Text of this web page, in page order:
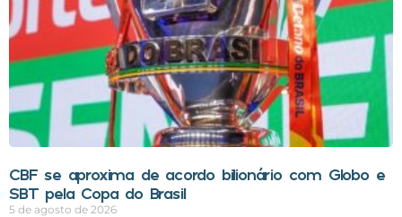
CBF se aproxima de acordo bilionário com Globo e
SBT pela Copa do Brasil
5 de agosto de 2026